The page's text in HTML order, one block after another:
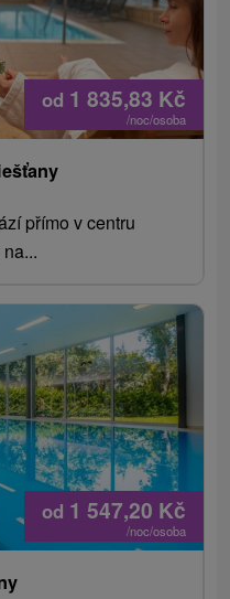
od 1 835,83 Kč
/noc/osoba
přímo v centru
od 1 547,20 Kč
/noc/osoba